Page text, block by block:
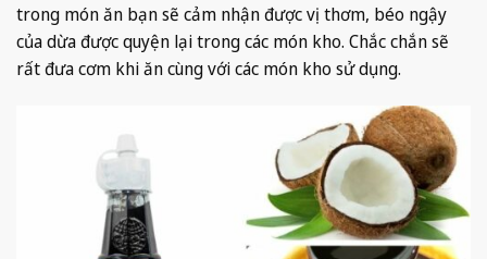
trong món ăn bạn sẽ cảm nhận được vị thơm, béo ngậy
của dừa được quyện lại trong các món kho. Chắc chắn sẽ
rất đưa cơm khi ăn cùng với các món kho sử dụng.